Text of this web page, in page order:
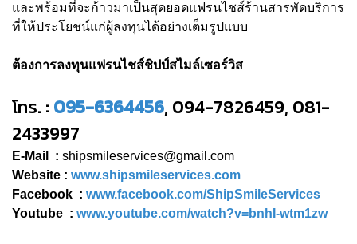
และพร้อมที่จะก้าวมาเป็นสุดยอดแฟรนไชส์ร้านสารพัดบริการ
ที่ให้ประโยชน์แก่ผู้ลงทุนได้อย่างเต็มรูปแบบ
ต้องการลงทุนแฟรนไชส์ชิปป์สไมล์เซอร์วิส
โทร. : 095-6364456, 094-7826459, 081-
2433997
E-Mail : shipsmileservices@gmail.com
Website : www.shipsmileservices.com
Facebook : www.facebook.com/ShipSmileServices
Youtube : www.youtube.com/watch?v=bnhI-wtm1zw